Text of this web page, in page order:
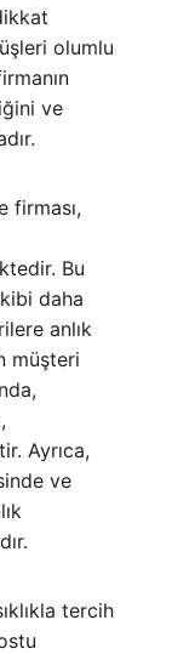
olumlu
ve
firması,
Bu
daha
anlık
müşteri
Ayrıca,
ve
tercih